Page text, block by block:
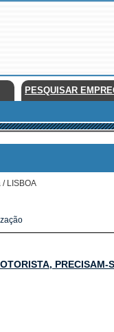
PESQUISAR
/ LISBOA
PRECISAM-